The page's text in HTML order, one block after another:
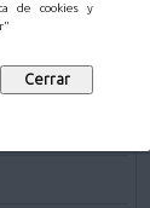
de cookies y
Policía